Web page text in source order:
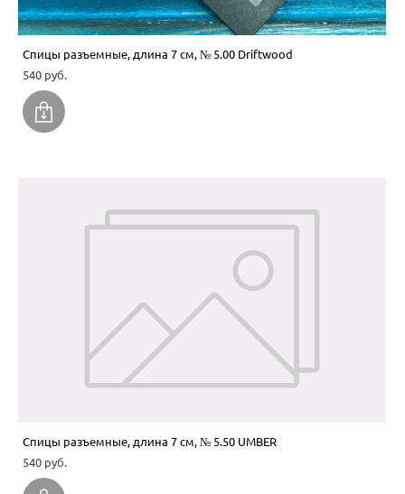
Спицы разъемные, длина 7 см, № 5.00 Driftwood
540 pуб.
Спицы разъемные, длина 7 см, № 5.50 UMBER
540 pуб.